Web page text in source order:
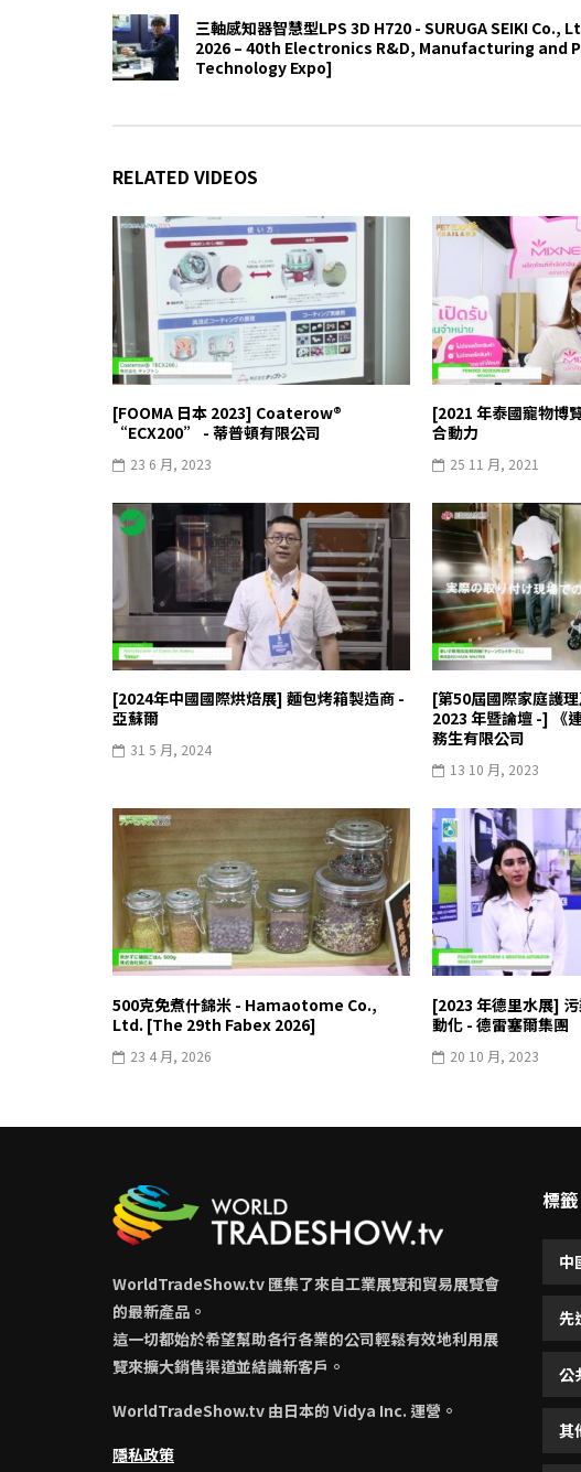
三軸感知器智慧型LPS 3D H720 - SURUGA SEIKI Co.,
2026 – 40th Electronics R&D, Manufacturing and
Technology Expo]
RELATED VIDEOS
[FOOMA 日本 2023] Coaterow®
“ECX200” - 蒂普頓有限公司
23 6 月, 2023
[2021 年泰國寵物博
合動力
25 11 月, 2021
[2024年中國國際烘焙展] 麵包烤箱製造商 -
亞蘇爾
31 5 月, 2024
[第50屆國際家庭護
2023 年暨論壇 -] 《
務生有限公司
13 10 月, 2023
500克免煮什錦米 - Hamaotome Co.,
Ltd. [The 29th Fabex 2026]
23 4 月, 2026
[2023 年德里水展]
動化 - 德雷塞爾集團
20 10 月, 2023
WorldTradeShow.tv 匯集了來自工業展覽和貿易展覽會
的最新產品。
這一切都始於希望幫助各行各業的公司輕鬆有效地利用展
覽來擴大銷售渠道並結識新客戶。
WorldTradeShow.tv 由日本的 Vidya Inc. 運營。
隱私政策
標籤
中
先
公
其